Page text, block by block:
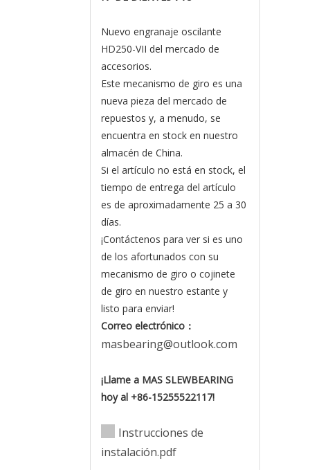
Nuevo engranaje oscilante
HD250-VII del mercado de
accesorios.
Este mecanismo de giro es una
nueva pieza del mercado de
repuestos y, a menudo, se
encuentra en stock en nuestro
almacén de China.
Si el artículo no está en stock, el
tiempo de entrega del artículo
es de aproximadamente 25 a 30
días.
¡Contáctenos para ver si es uno
de los afortunados con su
mecanismo de giro o cojinete
de giro en nuestro estante y
listo para enviar!
Correo electrónico ：
masbearing@outlook.com
¡Llame a MAS SLEWBEARING
hoy al +86-15255522117!
Instrucciones de
instalación.pdf